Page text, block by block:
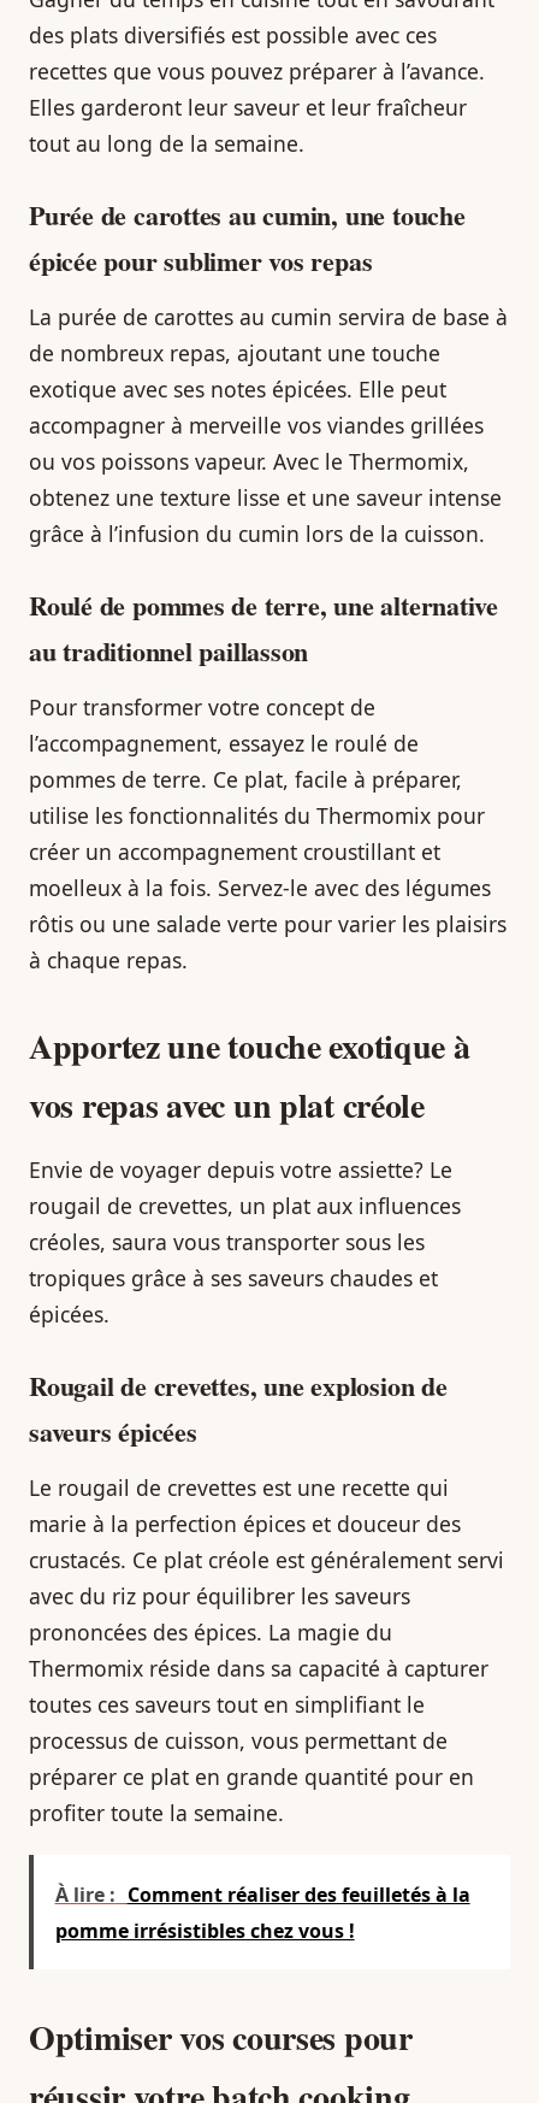
des plats diversifiés est possible avec ces
recettes que vous pouvez préparer à l’avance.
Elles garderont leur saveur et leur fraîcheur
tout au long de la semaine.
Purée de carottes au cumin, une touche
épicée pour sublimer vos repas
La purée de carottes au cumin servira de base à
de nombreux repas, ajoutant une touche
exotique avec ses notes épicées. Elle peut
accompagner à merveille vos viandes grillées
ou vos poissons vapeur. Avec le Thermomix,
obtenez une texture lisse et une saveur intense
grâce à l’infusion du cumin lors de la cuisson.
Roulé de pommes de terre, une alternative
au traditionnel paillasson
Pour transformer votre concept de
l’accompagnement, essayez le roulé de
pommes de terre. Ce plat, facile à préparer,
utilise les fonctionnalités du Thermomix pour
créer un accompagnement croustillant et
moelleux à la fois. Servez-le avec des légumes
rôtis ou une salade verte pour varier les plaisirs
à chaque repas.
Apportez une touche exotique à
vos repas avec un plat créole
Envie de voyager depuis votre assiette? Le
rougail de crevettes, un plat aux influences
créoles, saura vous transporter sous les
tropiques grâce à ses saveurs chaudes et
épicées.
Rougail de crevettes, une explosion de
saveurs épicées
Le rougail de crevettes est une recette qui
marie à la perfection épices et douceur des
crustacés. Ce plat créole est généralement servi
avec du riz pour équilibrer les saveurs
prononcées des épices. La magie du
Thermomix réside dans sa capacité à capturer
toutes ces saveurs tout en simplifiant le
processus de cuisson, vous permettant de
préparer ce plat en grande quantité pour en
profiter toute la semaine.
À lire : Comment réaliser des feuilletés à la
pomme irrésistibles chez vous !
Optimiser vos courses pour